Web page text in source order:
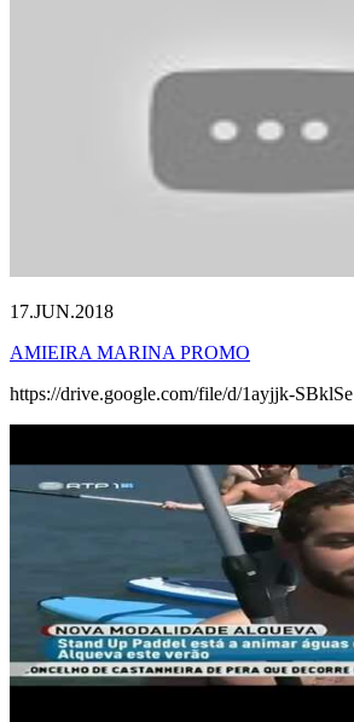
17.JUN.2018
AMIEIRA MARINA PROMO
https://drive.google.com/file/d/1ayjjk-SBklSe